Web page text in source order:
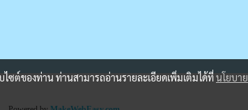
ซต์ของท่าน ท่านสามารถอ่านรายละเอียดเพิ่มเติมได้ที่นโยบาย